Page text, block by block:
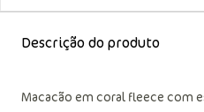
Descrição do produto
Macacão em coral fleece com